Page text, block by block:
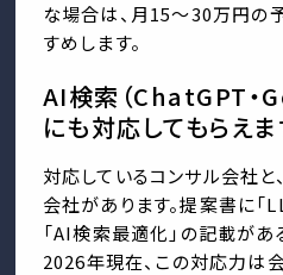
な場合は、月15〜30万円の
すめします。
AI検索（ChatGPT・
にも対応してもらえま
対応しているコンサル会社
会社があります。提案書に「
「AI検索最適化」の記載があ
2026年現在、この対応力は